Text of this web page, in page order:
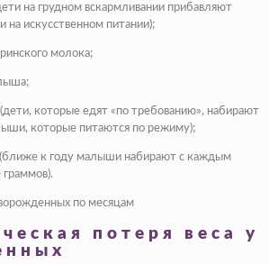
на грудном вскармливании прибавляют
на искусственном питании);
молока;
которые едят «по требованию», набирают
которые питаются по режиму);
(ближе к году малыши набирают с каждым
потеря веса у